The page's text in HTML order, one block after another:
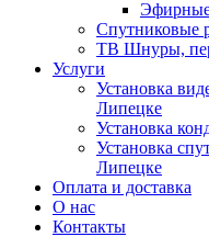
Спутниковые
ТВ Шнуры,
Услуги
Установка
Липецке
Установка
Установка
Липецке
Оплата и доставка
О нас
Контакты